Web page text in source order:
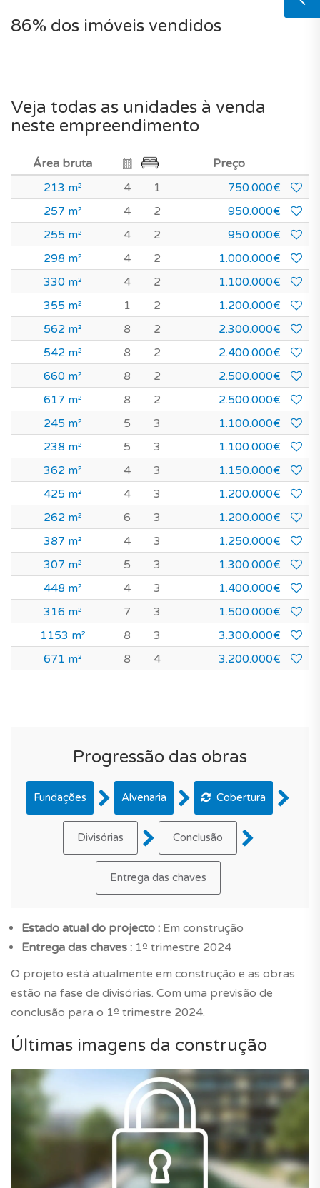
86% dos imóveis vendidos
Veja todas as unidades à venda
neste empreendimento
Área bruta
Preço
213 m²
4 1
750.000€
257 m²
4 2
950.000€
255 m²
4 2
950.000€
298 m²
4 2
1.000.000€
330 m²
4 2
1.100.000€
355 m²
1 2
1.200.000€
562 m²
8 2
2.300.000€
542 m²
8 2
2.400.000€
660 m²
8 2
2.500.000€
617 m²
8 2
2.500.000€
245 m²
5 3
1.100.000€
238 m²
5 3
1.100.000€
362 m²
4 3
1.150.000€
425 m²
4 3
1.200.000€
262 m²
6 3
1.200.000€
387 m²
4 3
1.250.000€
307 m²
5 3
1.300.000€
448 m²
4 3
1.400.000€
316 m²
7 3
1.500.000€
1153 m²
8 3
3.300.000€
671 m²
8 4 3.200.000€
Progressão das obras
Fundações Alvenaria Cobertura
Divisórias Conclusão
Entrega das chaves
Estado atual do projecto : Em construção
Entrega das chaves : 1º trimestre 2024
O projeto está atualmente em construção e as obras
estão na fase de divisórias. Com uma previsão de
conclusão para o 1º trimestre 2024.
Últimas imagens da construção